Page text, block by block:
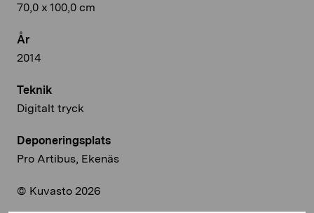
70,0 x 100,0 cm
År
2014
Teknik
Digitalt tryck
Deponeringsplats
Pro Artibus, Ekenäs
© Kuvasto 2026